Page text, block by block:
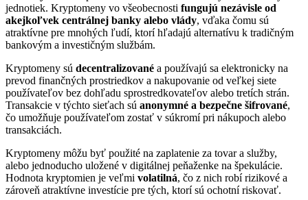
jednotiek. Kryptomeny vo všeobecnosti fungujú nezávisle od
akejkoľvek centrálnej banky alebo vlády, vďaka čomu sú
atraktívne pre mnohých ľudí, ktorí hľadajú alternatívu k tradičným
bankovým a investičným službám.
Kryptomeny sú decentralizované a používajú sa elektronicky na
prevod finančných prostriedkov a nakupovanie od veľkej siete
používateľov bez dohľadu sprostredkovateľov alebo tretích strán.
Transakcie v týchto sieťach sú anonymné a bezpečne šifrované,
čo umožňuje používateľom zostať v súkromí pri nákupoch alebo
transakciách.
Kryptomeny môžu byť použité na zaplatenie za tovar a služby,
alebo jednoducho uložené v digitálnej peňaženke na špekulácie.
Hodnota kryptomien je veľmi volatilná, čo z nich robí rizikové a
zároveň atraktívne investície pre tých, ktorí sú ochotní riskovať.